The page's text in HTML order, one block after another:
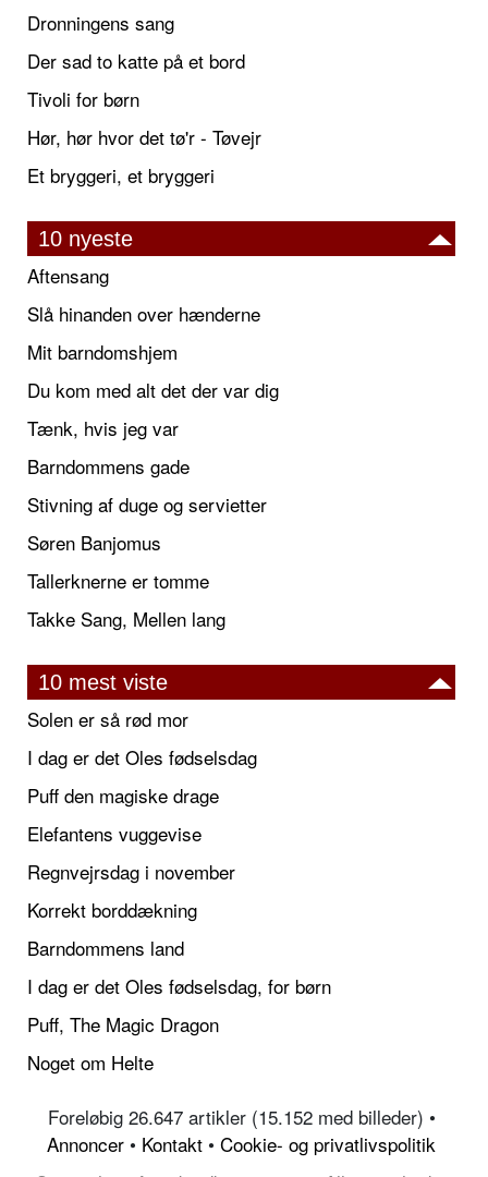
Dronningens sang
Der sad to katte på et bord
Tivoli for børn
Hør, hør hvor det tø'r - Tøvejr
Et bryggeri, et bryggeri
10 nyeste
Aftensang
Slå hinanden over hænderne
Mit barndomshjem
Du kom med alt det der var dig
Tænk, hvis jeg var
Barndommens gade
Stivning af duge og servietter
Søren Banjomus
Tallerknerne er tomme
Takke Sang, Mellen lang
10 mest viste
Solen er så rød mor
I dag er det Oles fødselsdag
Puff den magiske drage
Elefantens vuggevise
Regnvejrsdag i november
Korrekt borddækning
Barndommens land
I dag er det Oles fødselsdag, for børn
Puff, The Magic Dragon
Noget om Helte
Foreløbig 26.647 artikler (15.152 med billeder) •
Annoncer • Kontakt • Cookie- og privatlivspolitik